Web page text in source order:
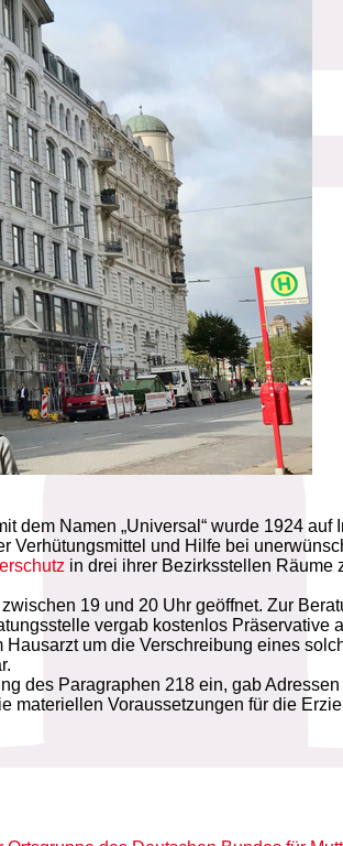
dem Namen „Universal“ wurde 1924
Verhütungsmittel und Hilfe bei
in drei ihrer Bezirksstellen Räume
19 und 20 Uhr geöffnet. Zur
vergab kostenlos
um die Verschreibung eines
des Paragraphen 218 ein, gab
Voraussetzungen für die